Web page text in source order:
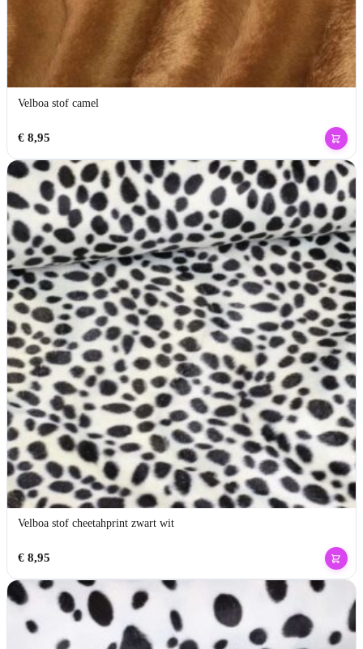
Velboa stof camel
€8,95
Velboa stof cheetahprint zwart wit
€8,95